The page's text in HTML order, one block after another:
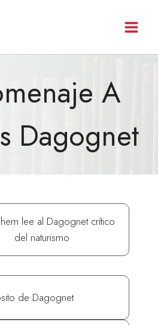
A
Dagognet
lee al Dagognet crítico
del naturismo
de Dagognet